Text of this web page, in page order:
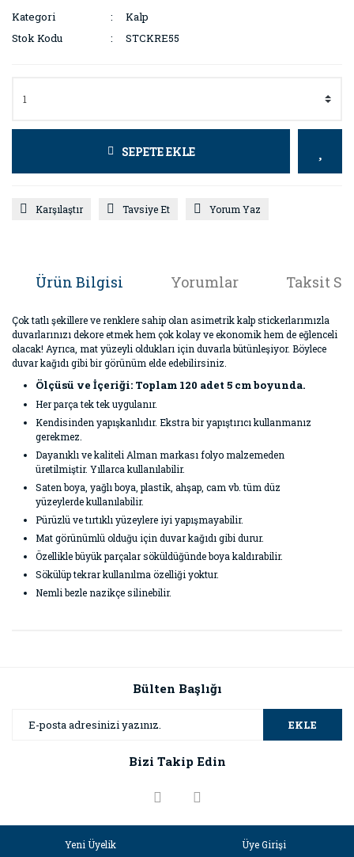
Kategori
Kalp
Stok Kodu
STCKRE55
SEPETE EKLE
Karşılaştır Tavsiye Et Yorum Yaz
Ürün Bilgisi Yorumlar Taksit
Çok tatlı şekillere ve renklere sahip olan asimetrik kalp stickerlarımızla
duvarlarınızı dekore etmek hem çok kolay ve ekonomik hem de eğlenceli
olacak! Ayrıca, mat yüzeyli oldukları için duvarla bütünleşiyor. Böylece
duvar kağıdı gibi bir görünüm elde edebilirsiniz.
Ölçüsü ve İçeriği: Toplam 120 adet 5 cm boyunda.
Her parça tek tek uygulanır.
Kendisinden yapışkanlıdır. Ekstra bir yapıştırıcı kullanmanız
gerekmez.
Dayanıklı ve kaliteli Alman markası folyo malzemeden
üretilmiştir. Yıllarca kullanılabilir.
Saten boya, yağlı boya, plastik, ahşap, cam vb. tüm düz
yüzeylerde kullanılabilir.
Pürüzlü ve tırtıklı yüzeylere iyi yapışmayabilir.
Mat görünümlü olduğu için duvar kağıdı gibi durur.
Özellikle büyük parçalar söküldüğünde boya kaldırabilir.
Sökülüp tekrar kullanılma özelliği yoktur.
Nemli bezle nazikçe silinebilir.
Görüş ve önerileriniz için teşekkür ederiz.
Ürün resmi kalitesiz, bozuk veya görüntülenemiyor.
Ürün bilgilerinde hatalar bulunuyor.
Bülten Başlığı
EKLE
Bizi Takip Edin
Yeni Üyelik Üye Girişi